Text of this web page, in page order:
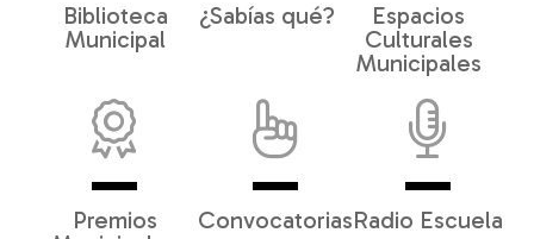
Biblioteca
Municipal
¿Sabías qué?
Espacios
Culturales
Municipales
Premios
ConvocatoriasRadio Escuela